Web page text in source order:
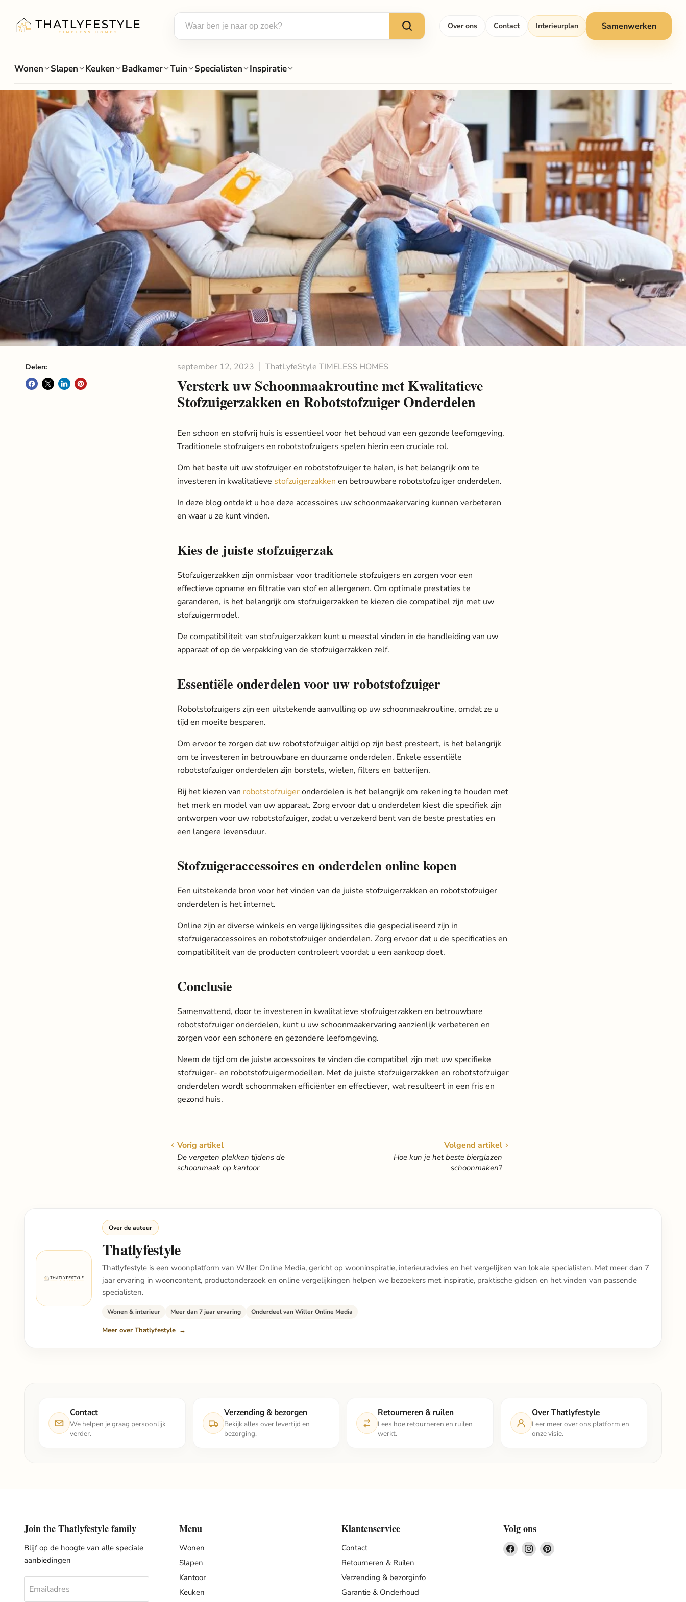
Over ons Contact Interieurplan Samenwerken
Wonen Slapen Keuken Badkamer Tuin Specialisten Inspiratie
Delen: september 12, 2023 ThatLyfeStyle TIMELESS HOMES
Versterk uw Schoonmaakroutine met Kwalitatieve
Stofzuigerzakken en Robotstofzuiger Onderdelen
Een schoon en stofvrij huis is essentieel voor het behoud van een gezonde leefomgeving.
Traditionele stofzuigers en robotstofzuigers spelen hierin een cruciale rol.
Om het beste uit uw stofzuiger en robotstofzuiger te halen, is het belangrijk om te
investeren in kwalitatieve stofzuigerzakken en betrouwbare robotstofzuiger onderdelen.
In deze blog ontdekt u hoe deze accessoires uw schoonmaakervaring kunnen verbeteren
en waar u ze kunt vinden.
Kies de juiste stofzuigerzak
Stofzuigerzakken zijn onmisbaar voor traditionele stofzuigers en zorgen voor een
effectieve opname en filtratie van stof en allergenen. Om optimale prestaties te
garanderen, is het belangrijk om stofzuigerzakken te kiezen die compatibel zijn met uw
stofzuigermodel.
De compatibiliteit van stofzuigerzakken kunt u meestal vinden in de handleiding van uw
apparaat of op de verpakking van de stofzuigerzakken zelf.
Essentiële onderdelen voor uw robotstofzuiger
Robotstofzuigers zijn een uitstekende aanvulling op uw schoonmaakroutine, omdat ze u
tijd en moeite besparen.
Om ervoor te zorgen dat uw robotstofzuiger altijd op zijn best presteert, is het belangrijk
om te investeren in betrouwbare en duurzame onderdelen. Enkele essentiële
robotstofzuiger onderdelen zijn borstels, wielen, filters en batterijen.
Bij het kiezen van robotstofzuigeronderdelen is het belangrijk om rekening te houden met
het merk en model van uw apparaat. Zorg ervoor dat u onderdelen kiest die specifiek zijn
ontworpen voor uw robotstofzuiger, zodat u verzekerd bent van de beste prestaties en
een langere levensduur.
Stofzuigeraccessoires en onderdelen online kopen
Een uitstekende bron voor het vinden van de juiste stofzuigerzakken en robotstofzuiger
onderdelen is het internet.
Online zijn er diverse winkels en vergelijkingssites die gespecialiseerd zijn in
stofzuigeraccessoires en robotstofzuiger onderdelen. Zorg ervoor dat u de specificaties en
compatibiliteit van de producten controleert voordat u een aankoop doet.
Conclusie
Samenvattend, door te investeren in kwalitatieve stofzuigerzakken en betrouwbare
robotstofzuiger onderdelen, kunt u uw schoonmaakervaring aanzienlijk verbeteren en
zorgen voor een schonere en gezondere leefomgeving.
Neem de tijd om de juiste accessoires te vinden die compatibel zijn met uw specifieke
stofzuiger- en robotstofzuigermodellen. Met de juiste stofzuigerzakken en robotstofzuiger
onderdelen wordt schoonmaken efficiënter en effectiever, wat resulteert in een fris en
gezond huis.
Vorig artikel
De vergeten plekken tijdens de
schoonmaak op kantoor
Volgend artikel
Hoe kun je het beste bierglazen
schoonmaken?
Over de auteur
Thatlyfestyle
Thatlyfestyle is een woonplatform van Willer Online Media, gericht op wooninspiratie, interieuradvies en het vergelijken van lokale specialisten. Met meer dan 7
jaar ervaring in wooncontent, productonderzoek en online vergelijkingen helpen we bezoekers met inspiratie, praktische gidsen en het vinden van passende
specialisten.
Wonen & interieur Meer dan 7 jaar ervaring Onderdeel van Willer Online Media
Meer over Thatlyfestyle
Contact
We helpen je graag persoonlijk
verder.
Verzending & bezorgen
Bekijk alles over levertijd en
bezorging.
Retourneren & ruilen
Lees hoe retourneren en ruilen
werkt.
Over Thatlyfestyle
Leer meer over ons platform en
onze visie.
Join the Thatlyfestyle family
Blijf op de hoogte van alle speciale
aanbiedingen
Emailadres
Menu
Wonen
Slapen
Kantoor
Keuken
Klantenservice
Contact
Retourneren & Ruilen
Verzending & bezorginfo
Garantie & Onderhoud
Volg ons
Vind Vind Vind